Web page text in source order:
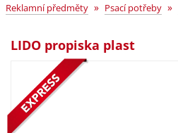
Reklamní předměty » Psací potřeby »
LIDO propiska plast